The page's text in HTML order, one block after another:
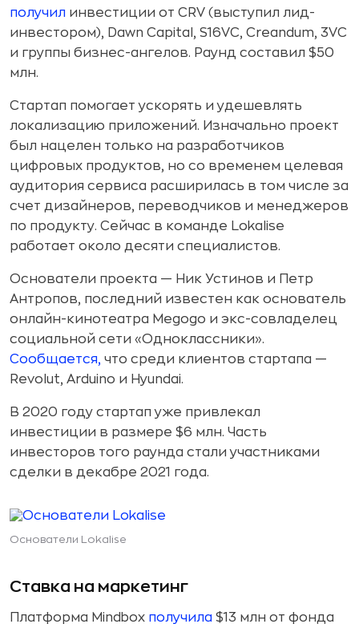
получил инвестиции от CRV (выступил лид-
инвестором), Dawn Capital, S16VC, Creandum, 3VC
и группы бизнес-ангелов. Раунд составил $50
млн.
Стартап помогает ускорять и удешевлять
локализацию приложений. Изначально проект
был нацелен только на разработчиков
цифровых продуктов, но со временем целевая
аудитория сервиса расширилась в том числе за
счет дизайнеров, переводчиков и менеджеров
по продукту. Сейчас в команде Lokalise
работает около десяти специалистов.
Основатели проекта — Ник Устинов и Петр
Антропов, последний известен как основатель
онлайн-кинотеатра Megogo и экс-совладелец
социальной сети «Одноклассники».
Сообщается, что среди клиентов стартапа —
Revolut, Arduino и Hyundai.
В 2020 году стартап уже привлекал
инвестиции в размере $6 млн. Часть
инвесторов того раунда стали участниками
сделки в декабре 2021 года.
Основатели Lokalise
Ставка на маркетинг
Платформа Mindbox получила $13 млн от фонда